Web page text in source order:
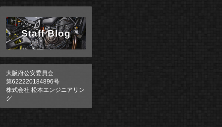
Staff Blog
大阪府公安委員会
第622220184896号
株式会社 松本エンジニアリン
グ